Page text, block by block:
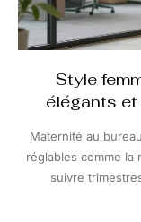
Style
élégants
Maternité au
réglables comme la
suivre